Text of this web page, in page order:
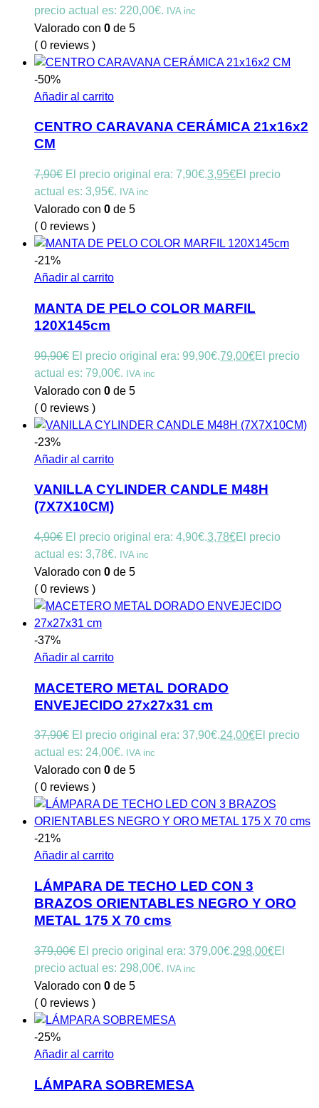
precio actual es: 220,00€. IVA inc
Valorado con 0 de 5
( 0 reviews )
-50%
Añadir al carrito
CENTRO CARAVANA CERÁMICA 21x16x2
CM
7,90€ El precio original era: 7,90€.3,95€El precio
actual es: 3,95€. IVA inc
Valorado con 0 de 5
( 0 reviews )
-21%
Añadir al carrito
MANTA DE PELO COLOR MARFIL
120X145cm
99,90€ El precio original era: 99,90€.79,00€El precio
actual es: 79,00€. IVA inc
Valorado con 0 de 5
( 0 reviews )
-23%
Añadir al carrito
VANILLA CYLINDER CANDLE M48H
(7X7X10CM)
4,90€ El precio original era: 4,90€.3,78€El precio
actual es: 3,78€. IVA inc
Valorado con 0 de 5
( 0 reviews )
-37%
Añadir al carrito
MACETERO METAL DORADO
ENVEJECIDO 27x27x31 cm
37,90€ El precio original era: 37,90€.24,00€El precio
actual es: 24,00€. IVA inc
Valorado con 0 de 5
( 0 reviews )
-21%
Añadir al carrito
LÁMPARA DE TECHO LED CON 3
BRAZOS ORIENTABLES NEGRO Y ORO
METAL 175 X 70 cms
379,00€ El precio original era: 379,00€.298,00€El
precio actual es: 298,00€. IVA inc
Valorado con 0 de 5
( 0 reviews )
-25%
Añadir al carrito
LÁMPARA SOBREMESA